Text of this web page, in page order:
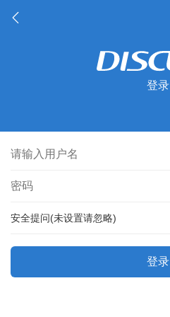
登录
安全提问(未设置请忽略)
登录